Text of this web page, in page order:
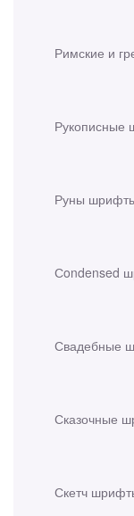
Римские и
Рукописные
Руны
Сondensed
Свадебные
Сказочные
Скетч